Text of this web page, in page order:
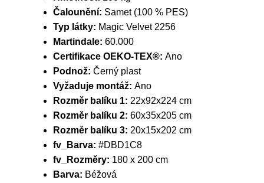
Čalounění: Samet (100 % PES)
Typ látky: Magic Velvet 2256
Martindale: 60.000
Certifikace OEKO-TEX®: Ano
Podnož: Černý plast
Vyžaduje montáž: Ano
Rozměr balíku 1: 22x92x224 cm
Rozměr balíku 2: 60x35x205 cm
Rozměr balíku 3: 20x15x202 cm
fv_Barva: #DBD1C8
fv_Rozměry: 180 x 200 cm
Barva: Béžová